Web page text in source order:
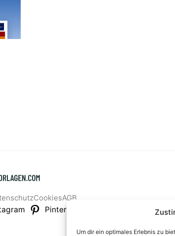
Um dir ein optimales Erlebnis zu
CookiesAGB
Pinterest